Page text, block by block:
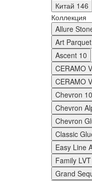
Китай 146
Коллекция
Allure
Art
Ascent 10
CERAMO
CERAMO
Chevron 10
Chevron
Chevron
Classic
Easy Line
Family LVT
Grand